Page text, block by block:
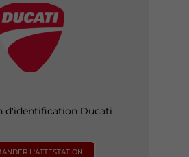
d'identification Ducati
L'ATTESTATION